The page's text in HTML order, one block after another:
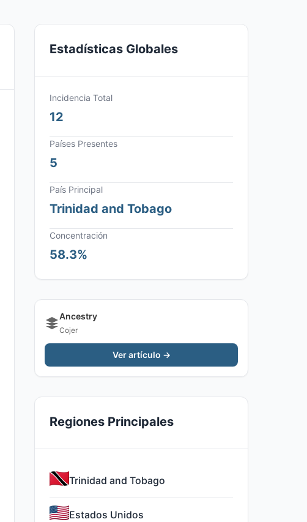
Estadísticas Globales
Incidencia Total
12
Países Presentes
5
País Principal
Trinidad and Tobago
Concentración
58.3%
Ancestry
Cojer
Ver artículo →
Regiones Principales
Trinidad and Tobago
Estados Unidos